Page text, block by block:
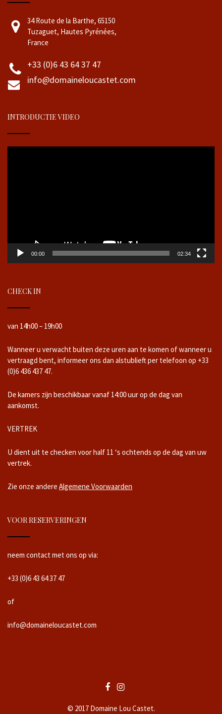
34 Route de la Barthe, 65150
Tuzaguet, Hautes Pyrénées,
France
+33 (0)6 43 64 37 47
info@domaineloucastet.com
INTRODUCTIE VIDEO
00:00 02:34
CHECK IN
van 14h00 – 19h00
Wanneer u verwacht buiten deze uren aan te komen of wanneer u
vertraagd bent, informeer ons dan alstublieft per telefoon op +33
(0)6 436 437 47.
De kamers zijn beschikbaar vanaf 14:00 uur op de dag van
aankomst.
VERTREK
U dient uit te checken voor half 11 ‘s ochtends op de dag van uw
vertrek.
Zie onze andere Algemene Voorwaarden
VOOR RESERVERINGEN
neem contact met ons op via:
+33 (0)6 43 64 37 47
of
info@domaineloucastet.com
© 2017 Domaine Lou Castet.